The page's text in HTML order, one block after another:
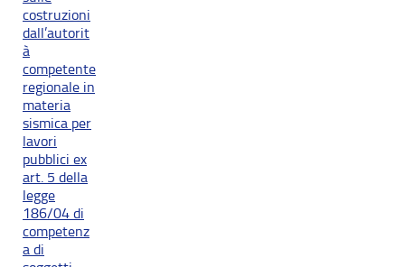
costruzioni
dall’autorit
à
competente
regionale in
materia
sismica per
lavori
pubblici ex
art. 5 della
legge
186/04 di
competenz
a di